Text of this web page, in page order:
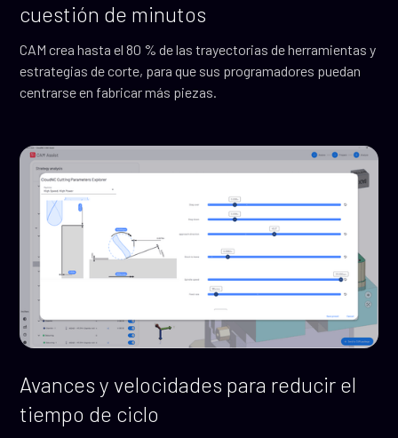
cuestión de minutos
CAM crea hasta el 80 % de las trayectorias de herramientas y
estrategias de corte, para que sus programadores puedan
centrarse en fabricar más piezas.
Avances y velocidades para reducir el
tiempo de ciclo